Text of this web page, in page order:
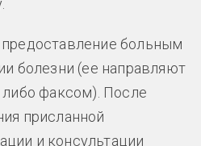
больным
болезни (ее направляют
либо факсом). После
присланной
и консультации